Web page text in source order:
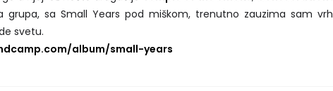
grupa, sa Small Years pod miškom, trenutno zauzima sam vrh
svetu.
album/small-years